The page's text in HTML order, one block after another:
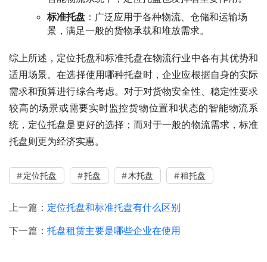
标准托盘 ：广泛应用于各种物流、仓储和运输场
景，满足一般的货物承载和堆放需求。
综上所述，定位托盘和标准托盘在物流行业中各有其优势和
适用场景。在选择使用哪种托盘时，企业应根据自身的实际
需求和预算进行综合考虑。对于对货物安全性、稳定性要求
较高的场景或需要实时监控货物位置和状态的智能物流系
统，定位托盘是更好的选择；而对于一般的物流需求，标准
托盘则更为经济实惠。
定位托盘 托盘 木托盘 租托盘
上一篇： 定位托盘和标准托盘有什么区别
下一篇： 托盘租赁主要是哪些企业在使用